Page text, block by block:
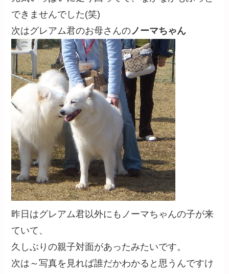
できませんでした(笑)
次はグレアム君のお母さんのノーマちゃん
昨日はグレアム君以外にもノーマちゃんの子が来
ていて、
久しぶりの親子対面があったみたいです。
次は～写真を見れば誰だかわかると思うんですけ